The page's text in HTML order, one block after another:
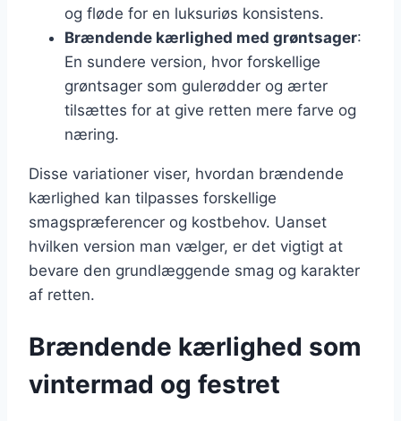
og fløde for en luksuriøs konsistens.
Brændende kærlighed med grøntsager:
En sundere version, hvor forskellige
grøntsager som gulerødder og ærter
tilsættes for at give retten mere farve og
næring.
Disse variationer viser, hvordan brændende
kærlighed kan tilpasses forskellige
smagspræferencer og kostbehov. Uanset
hvilken version man vælger, er det vigtigt at
bevare den grundlæggende smag og karakter
af retten.
Brændende kærlighed som
vintermad og festret